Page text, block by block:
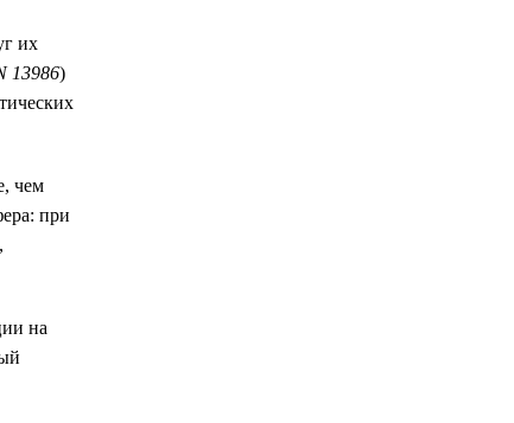
их
13986)
чем
при
на